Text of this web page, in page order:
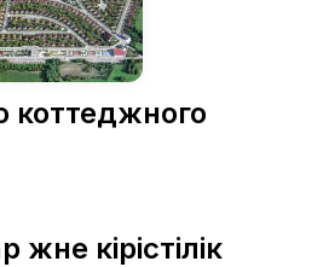
коттеджного
кірістілік